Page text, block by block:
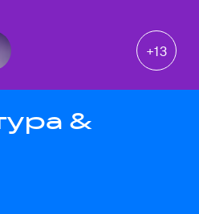
+13
&